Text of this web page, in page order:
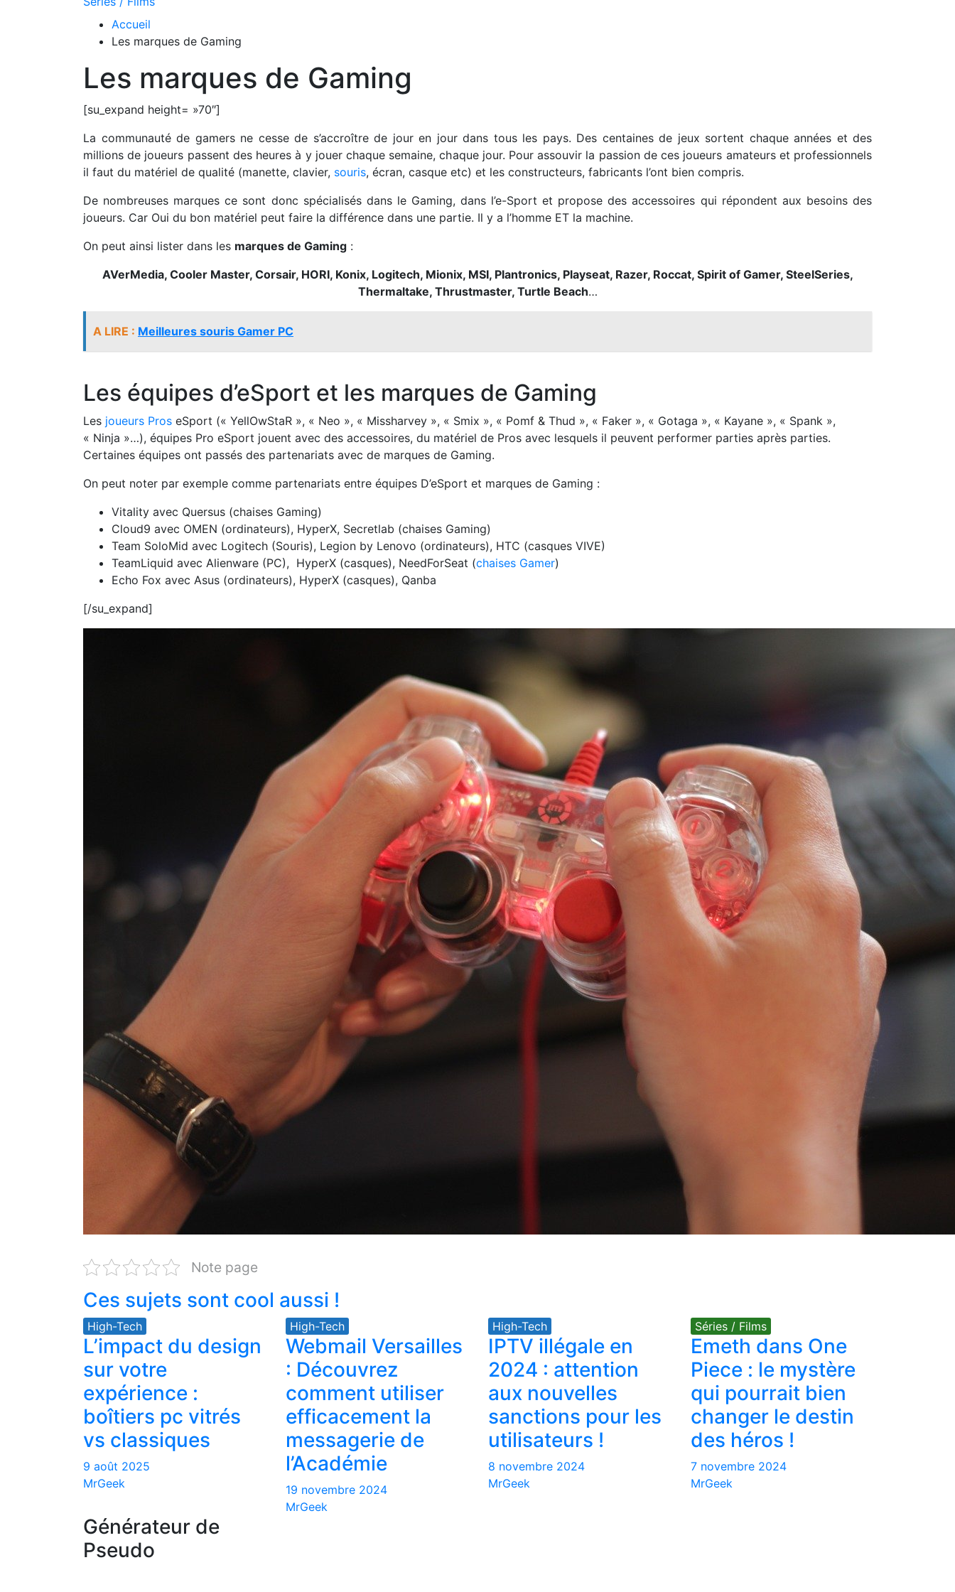
Accueil
Les marques de Gaming
Les marques de Gaming
[su_expand height= »70″]
La communauté de gamers ne cesse de s’accroître de jour en jour dans tous les pays. Des centaines de jeux sortent chaque années et des
millions de joueurs passent des heures à y jouer chaque semaine, chaque jour. Pour assouvir la passion de ces joueurs amateurs et professionnels
il faut du matériel de qualité (manette, clavier, souris, écran, casque etc) et les constructeurs, fabricants l’ont bien compris.
De nombreuses marques ce sont donc spécialisés dans le Gaming, dans l’e-Sport et propose des accessoires qui répondent aux besoins des
joueurs. Car Oui du bon matériel peut faire la différence dans une partie. Il y a l’homme ET la machine.
On peut ainsi lister dans les marques de Gaming :
AVerMedia, Cooler Master, Corsair, HORI, Konix, Logitech, Mionix, MSI, Plantronics, Playseat, Razer, Roccat, Spirit of Gamer, SteelSeries,
Thermaltake, Thrustmaster, Turtle Beach…
A LIRE : Meilleures souris Gamer PC
Les équipes d’eSport et les marques de Gaming
Les joueurs Pros eSport (« YellOwStaR », « Neo », « Missharvey », « Smix », « Pomf & Thud », « Faker », « Gotaga », « Kayane », « Spank »,
« Ninja »…), équipes Pro eSport jouent avec des accessoires, du matériel de Pros avec lesquels il peuvent performer parties après parties.
Certaines équipes ont passés des partenariats avec de marques de Gaming.
On peut noter par exemple comme partenariats entre équipes D’eSport et marques de Gaming :
Vitality avec Quersus (chaises Gaming)
Cloud9 avec OMEN (ordinateurs), HyperX, Secretlab (chaises Gaming)
Team SoloMid avec Logitech (Souris), Legion by Lenovo (ordinateurs), HTC (casques VIVE)
TeamLiquid avec Alienware (PC), HyperX (casques), NeedForSeat (chaises Gamer)
Echo Fox avec Asus (ordinateurs), HyperX (casques), Qanba
[/su_expand]
Note page
Ces sujets sont cool aussi !
High-Tech
L’impact du design
sur votre
expérience :
boîtiers pc vitrés
vs classiques
9 août 2025
MrGeek
High-Tech
Webmail Versailles
: Découvrez
comment utiliser
efficacement la
messagerie de
l’Académie
19 novembre 2024
MrGeek
High-Tech
IPTV illégale en
2024 : attention
aux nouvelles
sanctions pour les
utilisateurs !
8 novembre 2024
MrGeek
Séries / Films
Emeth dans One
Piece : le mystère
qui pourrait bien
changer le destin
des héros !
7 novembre 2024
MrGeek
Générateur de
Pseudo